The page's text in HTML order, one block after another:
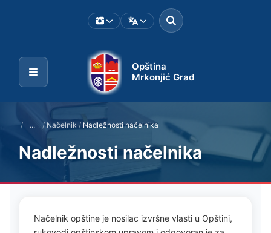
Opština
Mrkonjić Grad
/ ... / Načelnik / Nadležnosti načelnika
Nadležnosti načelnika
Načelnik opštine je nosilac izvršne vlasti u Opštini,